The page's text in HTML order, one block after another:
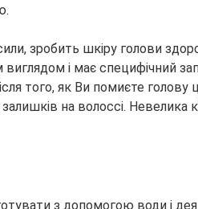
зробить шкіру голови
і має специфічний
того, як Ви помиєте
на волоссі. Невелика
з допомогою води і